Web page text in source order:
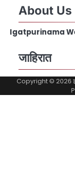
About Us
Igatpurinama
जाहिरात
Copyright © 2026